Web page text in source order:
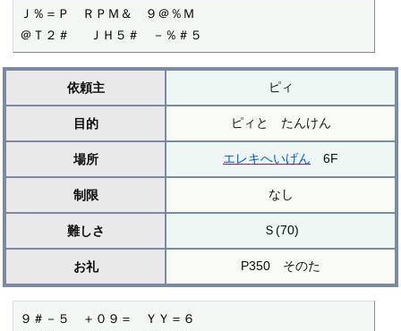
Ｊ％＝Ｐ　ＲＰＭ＆　９＠％Ｍ
＠Ｔ２＃ 　ＪＨ５＃　－％＃５
依頼主 ピィ
目的 ピィと たんけん
場所 エレキへいげん 6F
制限 なし
難しさ Ｓ(70)
お礼 P350 そのた
９＃－５　＋０９＝　ＹＹ＝６